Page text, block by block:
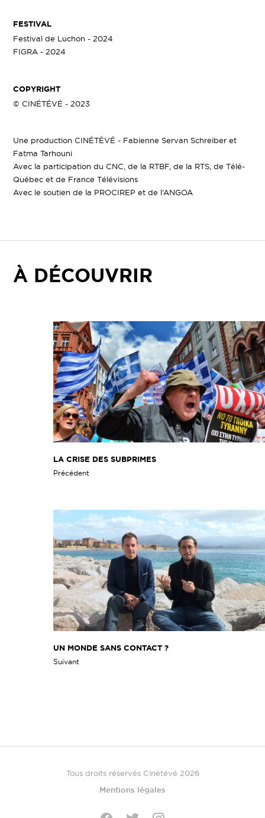
FESTIVAL
Festival de Luchon - 2024
FIGRA - 2024
COPYRIGHT
© CINÉTÉVÉ - 2023
Une production CINÉTÉVÉ - Fabienne Servan Schreiber et
Fatma Tarhouni
Avec la participation du CNC, de la RTBF, de la RTS, de Télé-
Québec et de France Télévisions
Avec le soutien de la PROCIREP et de l’ANGOA
À DÉCOUVRIR
LA CRISE DES SUBPRIMES
Précédent
UN MONDE SANS CONTACT ?
Suivant
Tous droits réservés Cinétévé 2026
Mentions légales